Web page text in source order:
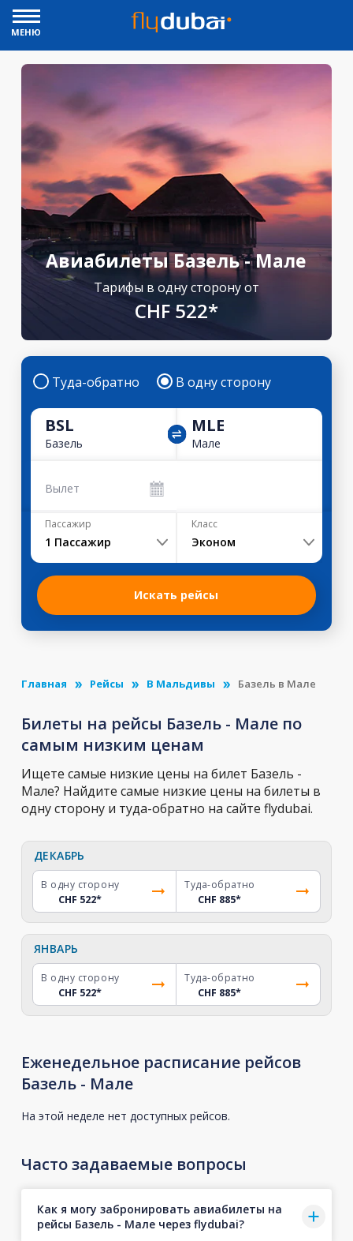
МЕНЮ
Авиабилеты Базель - Мале
Тарифы в одну сторону от
CHF 522*
Туда-обратно В одну сторону
BSL
Базель
MLE
Мале
Вылет
Пассажир
1 Пассажир
Класс
Эконом
Искать рейсы
Главная Рейсы В Мальдивы Базель в Мале
Билеты на рейсы Базель - Мале по
самым низким ценам
Ищете самые низкие цены на билет Базель -
Мале? Найдите самые низкие цены на билеты в
одну сторону и туда-обратно на сайте flydubai.
ДЕКАБРЬ
В одну сторону
CHF 522*
Туда-обратно
CHF 885*
ЯНВАРЬ
В одну сторону
CHF 522*
Туда-обратно
CHF 885*
Еженедельное расписание рейсов
Базель - Мале
На этой неделе нет доступных рейсов.
Часто задаваемые вопросы
Как я могу забронировать авиабилеты на
рейсы Базель - Мале через flydubai?